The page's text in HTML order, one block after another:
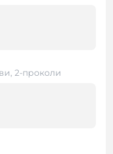
2-проколи